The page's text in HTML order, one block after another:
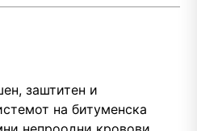
заштитен и
на битуменска